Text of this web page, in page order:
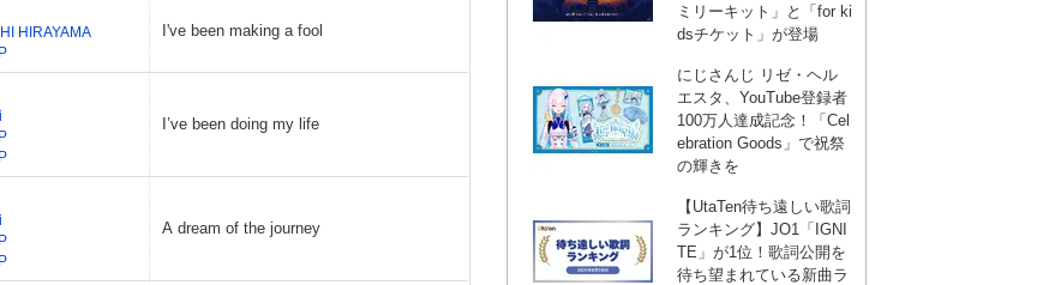
HIRAYAMA
I've been making a fool
I’ve been doing my life
A dream of the journey
ミリーキット」と「for ki
dsチケット」が登場
にじさんじ リゼ・ヘル
エスタ、YouTube登録者
100万人達成記念！「Cel
ebration Goods」で祝祭
の輝きを
【UtaTen待ち遠しい歌詞
ランキング】JO1「IGNI
TE」が1位！歌詞公開を
待ち望まれている新曲ラ